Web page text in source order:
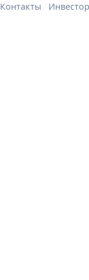
Контакты